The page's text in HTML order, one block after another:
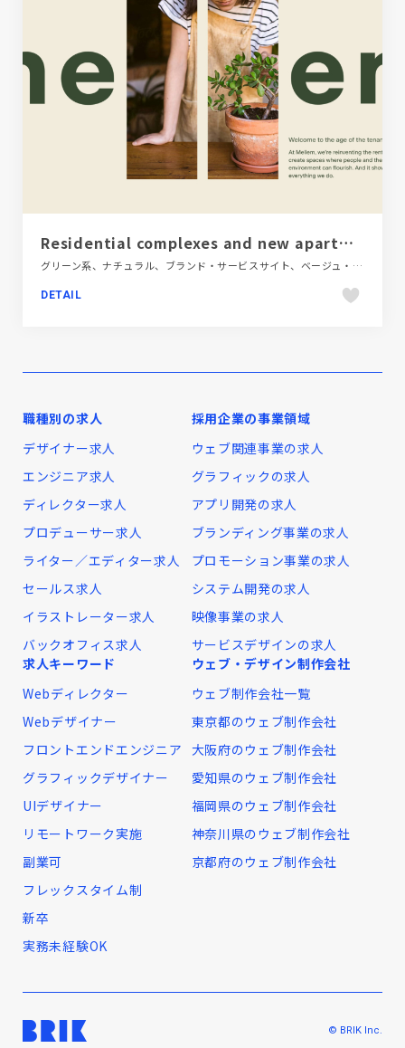
Residential complexes and new apartments for rent
グリーン系、ナチュラル、ブランド・サービスサイト、ベージュ・ゴールド系、モーション多め、大きめ写真、建設・住宅・不動産、海外サイト
DETAIL
職種別の求人
デザイナー求人
エンジニア求人
ディレクター求人
プロデューサー求人
ライター／エディター求人
セールス求人
イラストレーター求人
バックオフィス求人
採用企業の事業領域
ウェブ関連事業の求人
グラフィックの求人
アプリ開発の求人
ブランディング事業の求人
プロモーション事業の求人
システム開発の求人
映像事業の求人
サービスデザインの求人
求人キーワード
Webディレクター
Webデザイナー
フロントエンドエンジニア
グラフィックデザイナー
UIデザイナー
リモートワーク実施
副業可
フレックスタイム制
新卒
実務未経験OK
ウェブ・デザイン制作会社
ウェブ制作会社一覧
東京都のウェブ制作会社
大阪府のウェブ制作会社
愛知県のウェブ制作会社
福岡県のウェブ制作会社
神奈川県のウェブ制作会社
京都府のウェブ制作会社
© BRIK Inc.